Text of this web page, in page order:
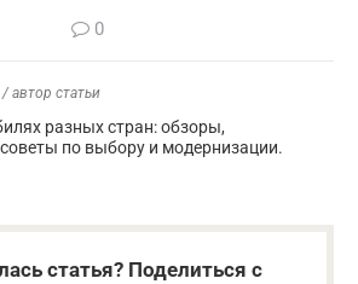
0
/ автор статьи
разных стран: обзоры,
по выбору и модернизации.
статья? Поделиться с